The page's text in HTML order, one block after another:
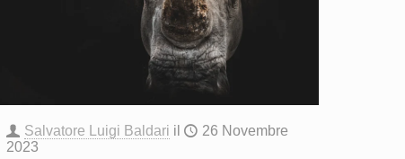
Salvatore Luigi Baldari il
26 Novembre
2023